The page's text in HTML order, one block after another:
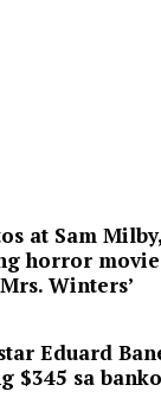
at Sam
horror
Winters’
Eduard
$345 sa banko